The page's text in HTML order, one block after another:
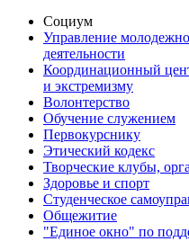
Социум
Управление
деятельности
Координационный
и экстремизму
Волонтерство
Обучение служением
Первокурснику
Этический кодекс
Творческие клубы,
Здоровье и спорт
Студенческое
Общежитие
"Единое окно" по